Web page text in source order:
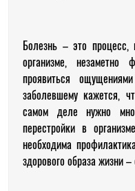
Болезнь – это процесс,
организме,
проявиться
заболевшему кажется,
самом деле нужно
перестройки в
необходима
здорового образа жизни